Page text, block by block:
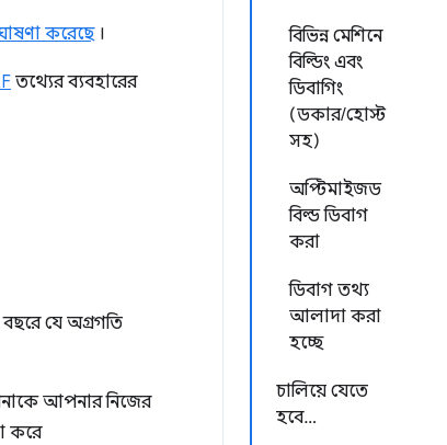
বিভিন্ন মেশিনে
বিল্ডিং এবং
ডিবাগিং
(ডকার/হোস্ট
সহ)
অপ্টিমাইজড
বিল্ড ডিবাগ
করা
ডিবাগ তথ্য
আলাদা করা
হচ্ছে
চালিয়ে যেতে
হবে…
করেছে।
তথ্যের ব্যবহারের
যে অগ্রগতি
আপনার নিজের
করে